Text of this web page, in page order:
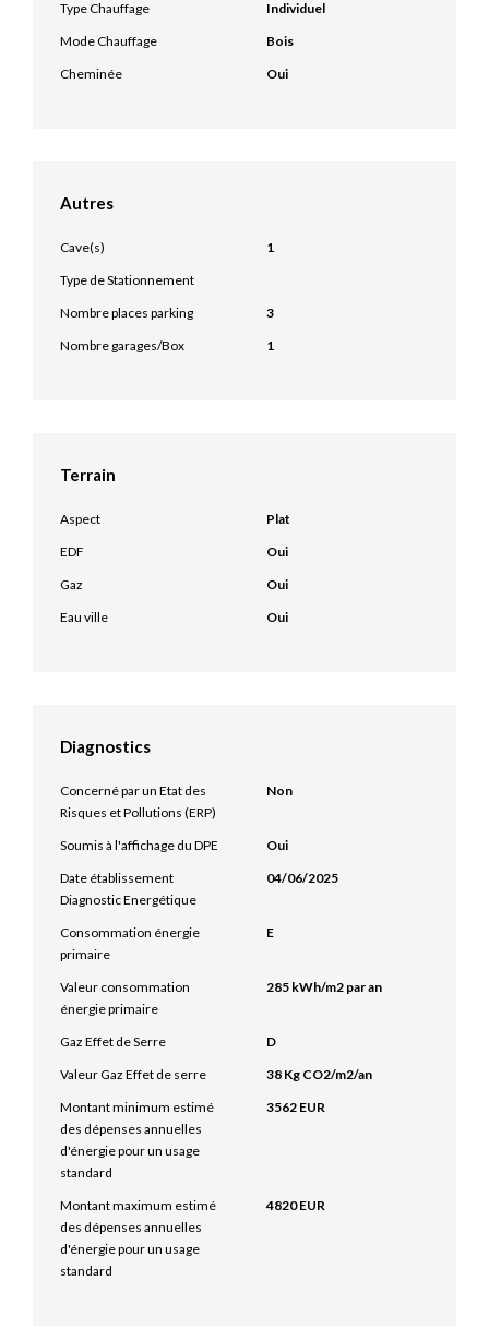
Type Chauffage
Individuel
Mode Chauffage
Bois
Cheminée
Oui
Autres
Cave(s)
1
Type de Stationnement
Nombre places parking
3
Nombre garages/Box
1
Terrain
Aspect
Plat
EDF
Oui
Gaz
Oui
Eau ville
Oui
Diagnostics
Concerné par un Etat des
Risques et Pollutions (ERP)
Non
Soumis à l'affichage du DPE
Oui
Date établissement
Diagnostic Energétique
04/06/2025
Consommation énergie
primaire
E
Valeur consommation
énergie primaire
285 kWh/m2 par an
Gaz Effet de Serre
D
Valeur Gaz Effet de serre
38 Kg CO2/m2/an
Montant minimum estimé
des dépenses annuelles
d'énergie pour un usage
standard
3562 EUR
Montant maximum estimé
des dépenses annuelles
d'énergie pour un usage
standard
4820 EUR